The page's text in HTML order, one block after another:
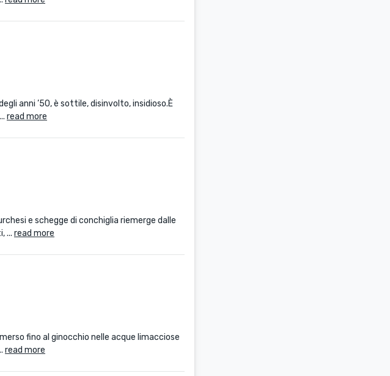
anni ’50, è sottile, disinvolto, insidioso.È
read more
e schegge di conchiglia riemerge dalle
... read more
fino al ginocchio nelle acque limacciose
read more